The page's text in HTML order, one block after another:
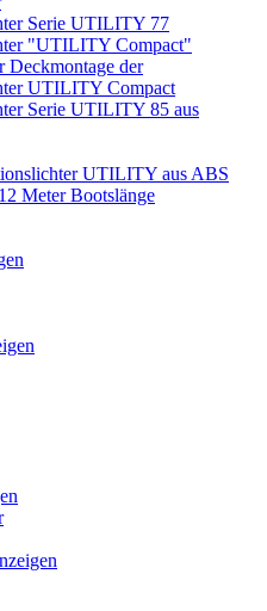
Serie UTILITY 77
"UTILITY Compact"
Deckmontage der
UTILITY Compact
Serie UTILITY 85 aus
UTILITY aus ABS
Meter Bootslänge